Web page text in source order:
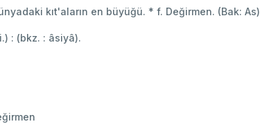
kıt'aların en büyüğü. * f. Değirmen. (Bak: As)
: (bkz. : âsiyâ).